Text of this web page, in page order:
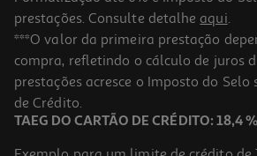
prestações. Consulte detalhe aqui.
***O valor da primeira prestação
compra, refletindo o cálculo de juros
prestações acresce o Imposto do
de Crédito.
TAEG DO CARTÃO DE CRÉDITO: 18,4 %